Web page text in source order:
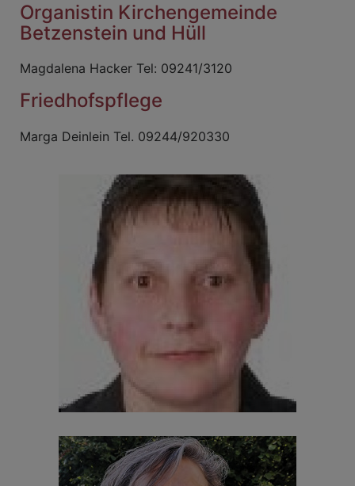
Organistin Kirchengemeinde
Betzenstein und Hüll
Magdalena Hacker Tel: 09241/3120
Friedhofspflege
Marga Deinlein Tel. 09244/920330